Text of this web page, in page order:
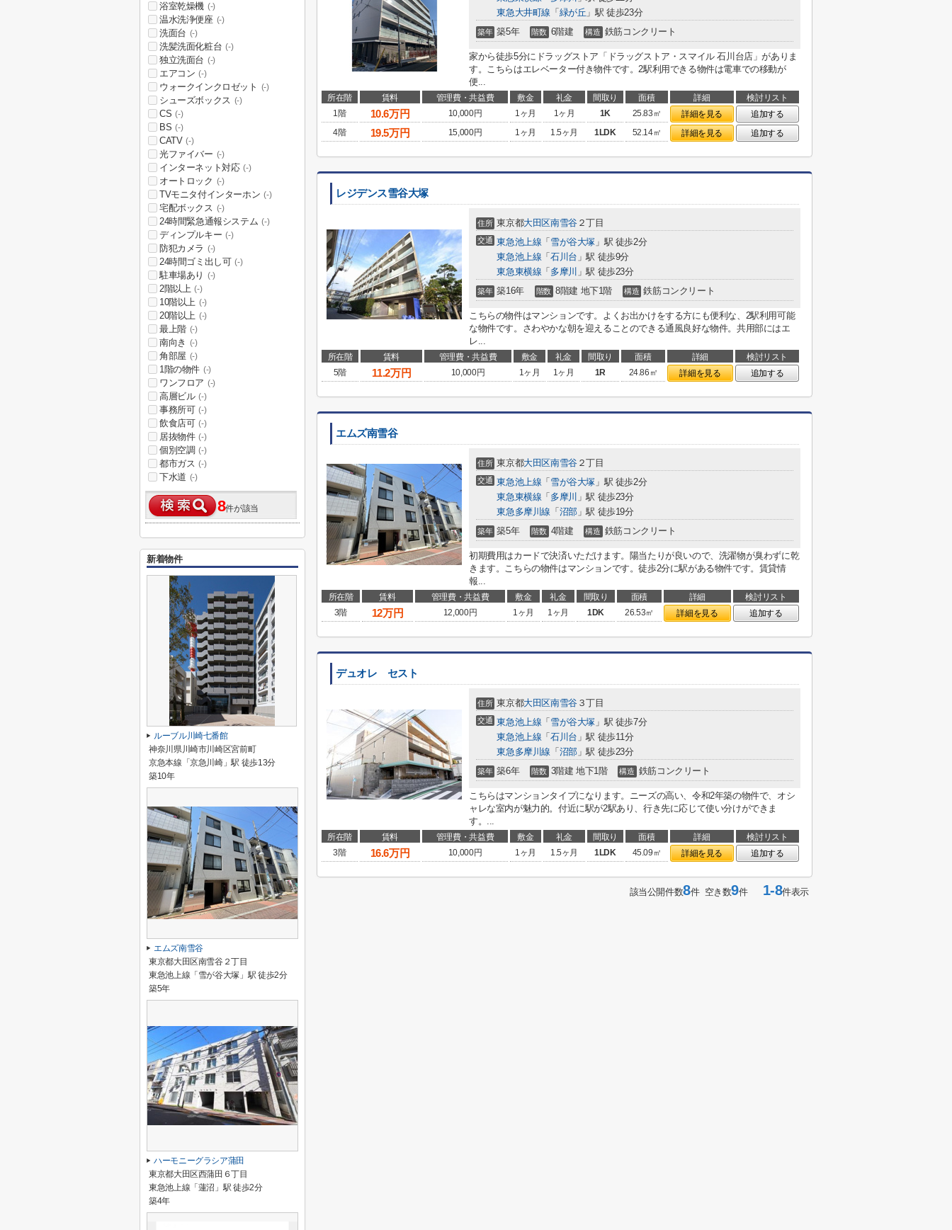
東急大井町線 「 緑が丘 」駅 徒歩23分
築年 築5年 階数 6階建 構造 鉄筋コンクリート
家から徒歩5分にドラッグストア「ドラッグストア・スマイル 石川台店」がありま
す。こちらはエレベーター付き物件です。2駅利用できる物件は電車での移動が
便...
所在階 賃料 管理費・共益費 敷金 礼金 間取り 面積 詳細
検討リスト
1階
10.6万円 10,000円 1ヶ月 1ヶ月 1K 25.83㎡ 詳細を見る
追加する
4階
19.5万円 15,000円 1ヶ月 1.5ヶ月 1LDK 52.14㎡ 詳細を見る 追加する
レジデンス雪谷大塚
住所 東京都大田区南雪谷２丁目
交通 東急池上線 「 雪が谷大塚 」駅 徒歩2分
東急池上線 「 石川台 」駅 徒歩9分
東急東横線 「 多摩川 」駅 徒歩23分
築年 築16年 階数 8階建 地下1階 構造 鉄筋コンクリート
こちらの物件はマンションです。よくお出かけをする方にも便利な、2駅利用可能
な物件です。さわやかな朝を迎えることのできる通風良好な物件。共用部にはエ
レ...
所在階 賃料 管理費・共益費 敷金 礼金 間取り 面積 詳細
検討リスト
5階
11.2万円 10,000円 1ヶ月 1ヶ月 1R 24.86㎡ 詳細を見る 追加する
エムズ南雪谷
住所 東京都大田区南雪谷２丁目
交通 東急池上線 「 雪が谷大塚 」駅 徒歩2分
東急東横線 「 多摩川 」駅 徒歩23分
東急多摩川線 「 沼部」駅 徒歩19分
築年 築5年 階数 4階建 構造 鉄筋コンクリート
初期費用はカードで決済いただけます。陽当たりが良いので、洗濯物が臭わずに乾
きます。こちらの物件はマンションです。徒歩2分に駅がある物件です。賃貸情
報...
所在階 賃料 管理費・共益費 敷金 礼金 間取り 面積 詳細
検討リスト
3階
12万円 12,000円 1ヶ月 1ヶ月 1DK 26.53㎡ 詳細を見る 追加する
デュオレ セスト
住所 東京都大田区南雪谷３丁目
交通 東急池上線 「 雪が谷大塚 」駅 徒歩7分
東急池上線 「 石川台 」駅 徒歩11分
東急多摩川線 「 沼部」駅 徒歩23分
築年 築6年 階数 3階建 地下1階 構造 鉄筋コンクリート
こちらはマンションタイプになります。ニーズの高い、令和2年築の物件で、オシ
ャレな室内が魅力的。付近に駅が2駅あり、行き先に応じて使い分けができま
す。...
所在階 賃料 管理費・共益費 敷金 礼金 間取り 面積 詳細
検討リスト
3階
16.6万円 10,000円 1ヶ月 1.5ヶ月 1LDK 45.09㎡ 詳細を見る 追加する
該当公開件数8件 空き数9件1-8件表示
浴室乾燥機 (-)
温水洗浄便座 (-)
洗面台 (-)
洗髪洗面化粧台 (-)
独立洗面台 (-)
エアコン (-)
ウォークインクロゼット (-)
シューズボックス (-)
CS (-)
BS (-)
CATV (-)
光ファイバー (-)
インターネット対応 (-)
オートロック (-)
TVモニタ付インターホン (-)
宅配ボックス (-)
24時間緊急通報システム (-)
ディンプルキー (-)
防犯カメラ (-)
24時間ゴミ出し可 (-)
駐車場あり (-)
2階以上 (-)
10階以上 (-)
20階以上 (-)
最上階 (-)
南向き (-)
角部屋 (-)
1階の物件 (-)
ワンフロア (-)
高層ビル (-)
事務所可 (-)
飲食店可 (-)
居抜物件 (-)
個別空調 (-)
都市ガス (-)
下水道 (-)
8件が該当
新着物件
ルーブル川崎七番館
神奈川県川崎市川崎区宮前町
京急本線「京急川崎」駅 徒歩13分
築10年
エムズ南雪谷
東京都大田区南雪谷２丁目
東急池上線「雪が谷大塚」駅 徒歩2分
築5年
ハーモニーグラシア蒲田
東京都大田区西蒲田６丁目
東急池上線「蓮沼」駅 徒歩2分
築4年